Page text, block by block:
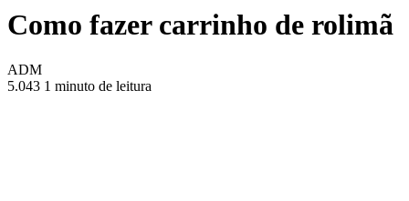
Como fazer carrinho de rolimã
ADM
5.043 1 minuto de leitura